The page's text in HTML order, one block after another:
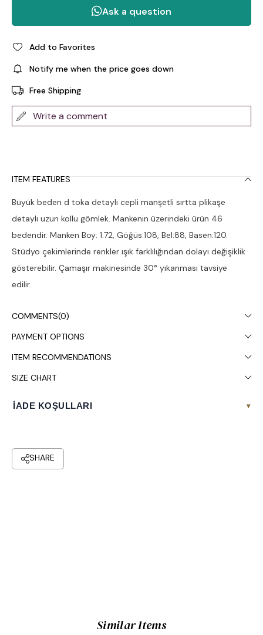
Add to Favorites
Notify me when the price goes down
Free Shipping
Write a comment
ITEM FEATURES
Büyük beden d toka detaylı cepli manşetli sırtta plikaşe
detaylı uzun kollu gömlek. Mankenin üzerindeki ürün 46
bedendir. Manken Boy: 1.72, Göğüs:108, Bel:88, Basen:120.
Stüdyo çekimlerinde renkler ışık farklılığından dolayı değişiklik
gösterebilir. Çamaşır makinesinde 30° yıkanması tavsiye
edilir.
COMMENTS(0)
PAYMENT OPTIONS
ITEM RECOMMENDATIONS
SIZE CHART
İADE KOŞULLARI ▾
Similar Items